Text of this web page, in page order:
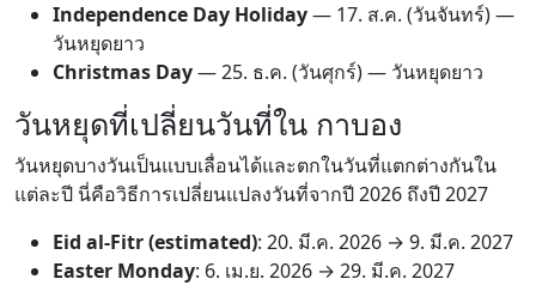
Independence Day Holiday— 17. ส.ค. (วันจันทร์) —
วันหยุดยาว
Christmas Day—25. ธ.ค. (วันศุกร์) — วันหยุดยาว
วันหยุดที่เปลี่ยนวันที่ใน กาบอง
วันหยุดบางวันเป็นแบบเลื่อนได้และตกในวันที่แตกต่างกันใน
แต่ละปี นี่คือวิธีการเปลี่ยนแปลงวันที่จากปี 2026 ถึงปี 2027
Eid al-Fitr (estimated): 20. มี.ค. 2026 → 9. มี.ค. 2027
Easter Monday: 6. เม.ย. 2026 → 29. มี.ค. 2027